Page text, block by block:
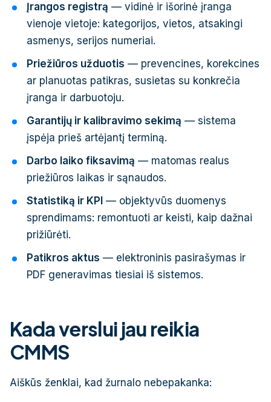
Įrangos registrą — vidinė ir išorinė įranga
vienoje vietoje: kategorijos, vietos, atsakingi
asmenys, serijos numeriai.
Priežiūros užduotis — prevencines, korekcines
ar planuotas patikras, susietas su konkrečia
įranga ir darbuotoju.
Garantijų ir kalibravimo sekimą — sistema
įspėja prieš artėjantį terminą.
Darbo laiko fiksavimą — matomas realus
priežiūros laikas ir sąnaudos.
Statistiką ir KPI — objektyvūs duomenys
sprendimams: remontuoti ar keisti, kaip dažnai
prižiūrėti.
Patikros aktus — elektroninis pasirašymas ir
PDF generavimas tiesiai iš sistemos.
Kada verslui jau reikia
CMMS
Aiškūs ženklai, kad žurnalo nebepakanka: